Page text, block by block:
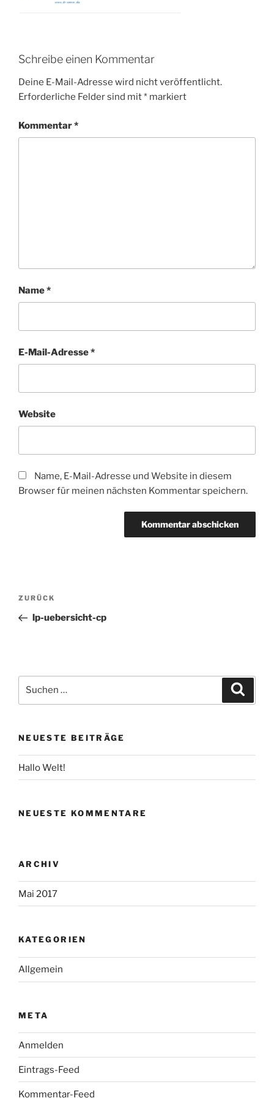
Schreibe einen Kommentar
Deine E-Mail-Adresse wird nicht veröffentlicht.
Erforderliche Felder sind mit* markiert
Kommentar*
Name*
E-Mail-Adresse*
Website
Name, E-Mail-Adresse und Website in diesem
Browser für meinen nächsten Kommentar speichern.
Beitragsnavigation
Vorheriger
Beitrag
ZURÜCK
lp-uebersicht-cp
nach:
NEUESTE BEITRÄGE
Hallo Welt!
NEUESTE KOMMENTARE
ARCHIV
Mai 2017
KATEGORIEN
Allgemein
META
Anmelden
Eintrags-Feed
Kommentar-Feed